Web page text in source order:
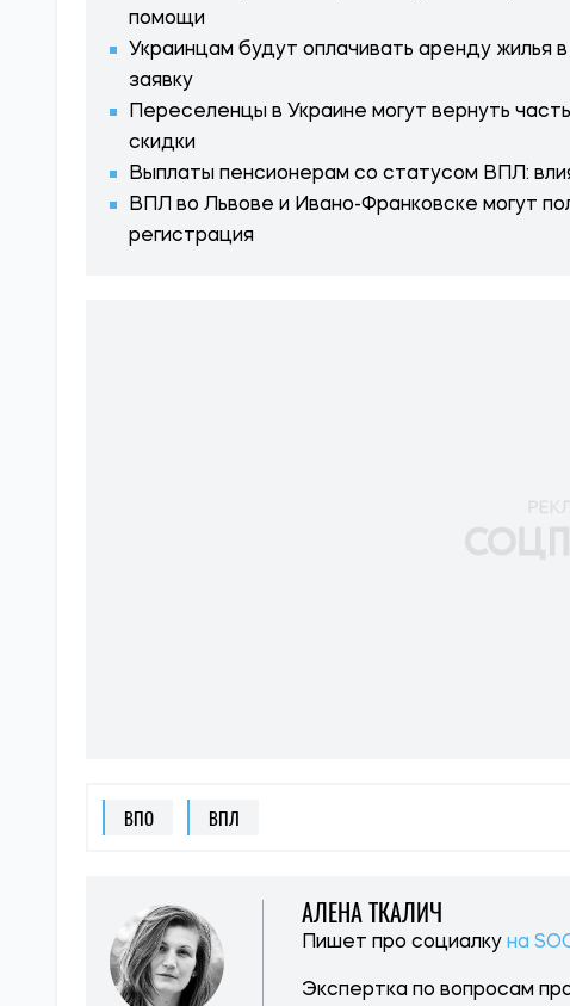
помощи
Украинцам будут оплачивать аренду
заявку
Переселенцы в Украине могут вернуть
скидки
Выплаты пенсионерам со статусом ВПЛ:
ВПЛ во Львове и Ивано-Франковске могут
регистрация
ВПО ВПЛ
АЛЕНА ТКАЛИЧ
Пишет про социалку на
Экспертка по вопросам